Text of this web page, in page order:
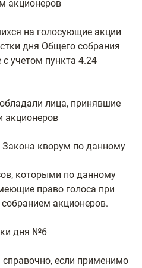
акционеров
на голосующие акции
дня Общего собрания
учетом пункта 4.24
лица, принявшие
акционеров
Закона кворум по данному
которыми по данному
право голоса при
акционеров.
дня №6
если применимо